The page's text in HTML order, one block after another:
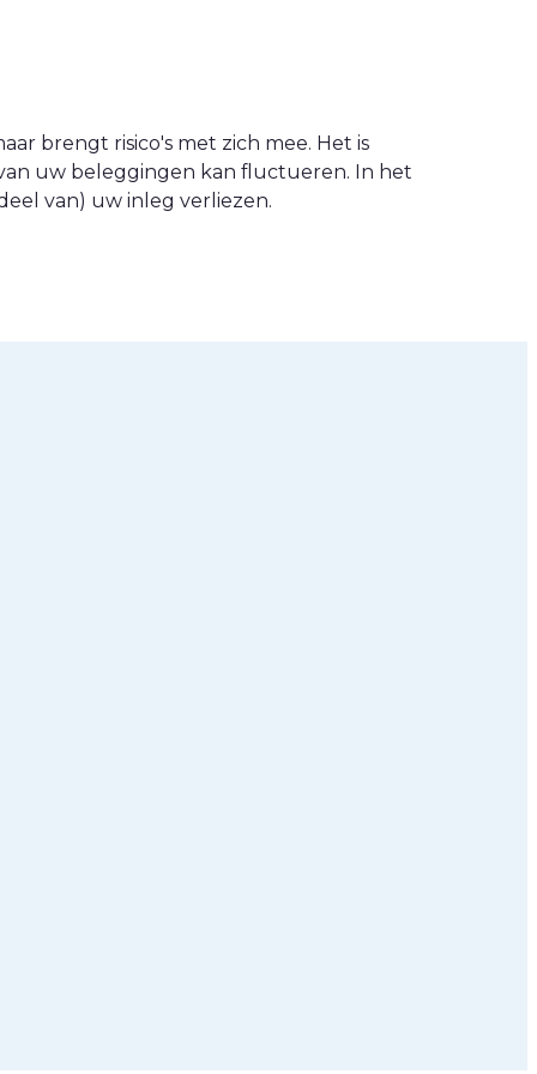
brengt risico's met zich mee. Het is
uw beleggingen kan fluctueren. In het
van) uw inleg verliezen.